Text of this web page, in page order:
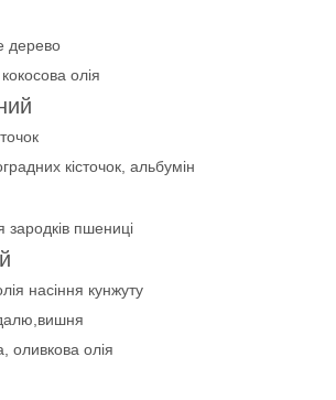
дерево
олія
кісточок, альбумін
зародків пшениці
насіння кунжуту
оливкова олія